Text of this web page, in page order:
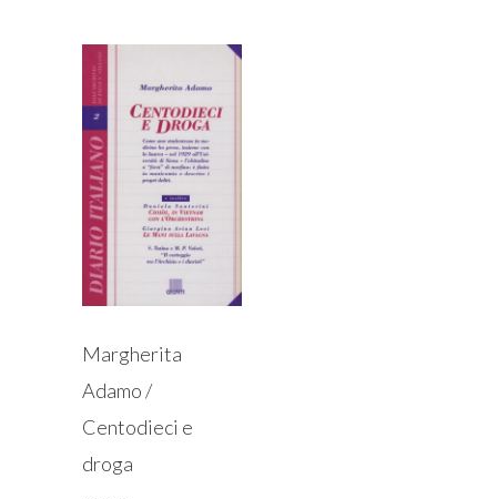
Margherita
Adamo /
Centodieci e
droga